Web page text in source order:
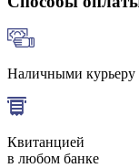
Наличными курьеру
Квитанцией
в любом банке